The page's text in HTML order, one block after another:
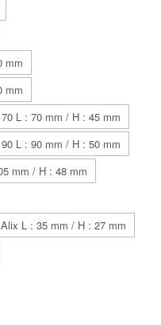
mm
mm
L : 70 mm / H : 45 mm
L : 90 mm / H : 50 mm
mm / H : 48 mm
Alix L : 35 mm / H : 27 mm